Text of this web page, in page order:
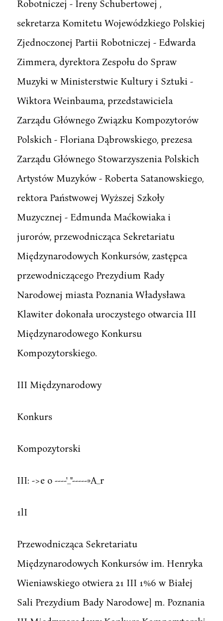
Robotniczej - Ireny Schubertowej ,
sekretarza Komitetu Wojewódzkiego Polskiej
Zjednoczonej Partii Robotniczej - Edwarda
Zimmera, dyrektora Zespołu do Spraw
Muzyki w Ministerstwie Kultury i Sztuki -
Wiktora Weinbauma, przedstawiciela
Zarządu Głównego Związku Kompozytorów
Polskich - Floriana Dąbrowskiego, prezesa
Zarządu Głównego Stowarzyszenia Polskich
Artystów Muzyków - Roberta Satanowskiego,
rektora Państwowej Wyższej Szkoły
Muzycznej - Edmunda Maćkowiaka i
jurorów, przewodnicząca Sekretariatu
Międzynarodowych Konkursów, zastępca
przewodniczącego Prezydium Rady
Narodowej miasta Poznania Władysława
Klawiter dokonała uroczystego otwarcia III
Międzynarodowego Konkursu
Kompozytorskiego.
III Międzynarodowy
Konkurs
Kompozytorski
III: ->e o ----'_"-----»A_r
1lI
Przewodnicząca Sekretariatu
Międzynarodowych Konkursów im. Henryka
Wieniawskiego otwiera 21 III 1%6 w Białej
Sali Prezydium Bady Narodowe] m. Poznania